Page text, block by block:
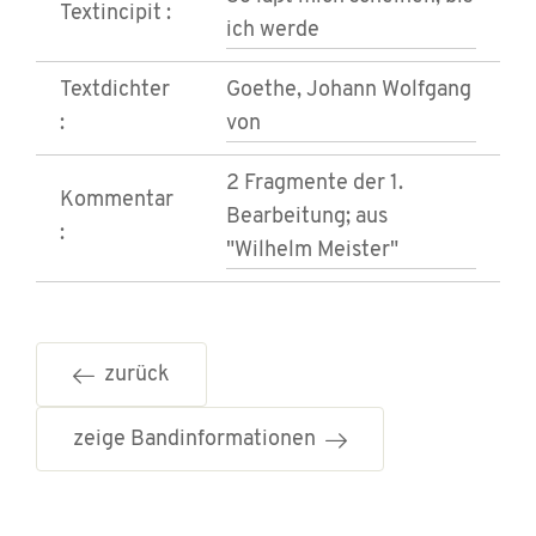
Textincipit :
ich werde
Textdichter
:
Goethe, Johann Wolfgang
von
Kommentar
:
2 Fragmente der 1.
Bearbeitung; aus
"Wilhelm Meister"
zurück
zeige Bandinformationen